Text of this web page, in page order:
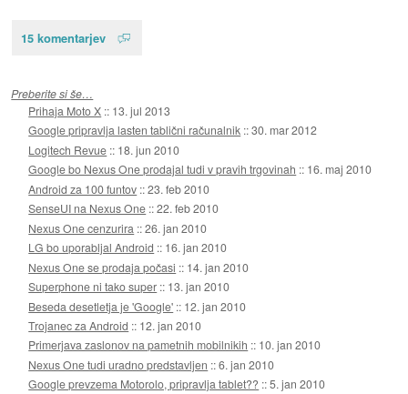
15 komentarjev
Preberite si še…
Prihaja Moto X :: 13. jul 2013
Google pripravlja lasten tablični računalnik ::30. mar 2012
Logitech Revue :: 18. jun 2010
Google bo Nexus One prodajal tudi v pravih trgovinah :: 16. maj 2010
Android za 100 funtov ::23. feb 2010
SenseUI na Nexus One ::22. feb 2010
Nexus One cenzurira ::26. jan 2010
LG bo uporabljal Android :: 16. jan 2010
Nexus One se prodaja počasi :: 14. jan 2010
Superphone ni tako super :: 13. jan 2010
Beseda desetletja je 'Google' :: 12. jan 2010
Trojanec za Android :: 12. jan 2010
Primerjava zaslonov na pametnih mobilnikih :: 10. jan 2010
Nexus One tudi uradno predstavljen ::6. jan 2010
Google prevzema Motorolo, pripravlja tablet?? ::5. jan 2010